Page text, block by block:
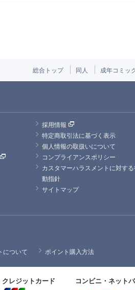
総合トップ 同人 成年コミッ
採用情報
特定商取引法に基づく表示
個人情報の取扱いについて
コンプライアンスポリシー
カスタマーハラスメントに対す
動指針
サイトマップ
について ポイント購入方法
クレジットカード コンビニ・ネット